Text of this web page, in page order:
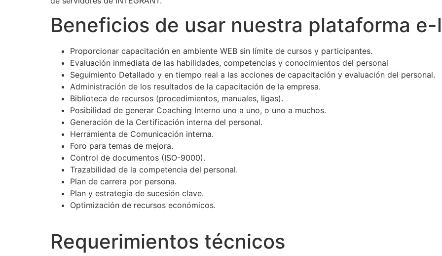
Beneficios de usar nuestra plataforma
Proporcionar capacitación en ambiente WEB sin límite de cursos y participantes.
Evaluación inmediata de las habilidades, competencias y conocimientos del personal
Seguimiento Detallado y en tiempo real a las acciones de capacitación y evaluación del personal.
Administración de los resultados de la capacitación de la empresa.
Biblioteca de recursos (procedimientos, manuales, ligas).
Posibilidad de generar Coaching Interno uno a uno, o uno a muchos.
Generación de la Certificación interna del personal.
Herramienta de Comunicación interna.
Foro para temas de mejora.
Control de documentos (ISO-9000).
Trazabilidad de la competencia del personal.
Plan de carrera por persona.
Plan y estrategia de sucesión clave.
Optimización de recursos económicos.
Requerimientos técnicos